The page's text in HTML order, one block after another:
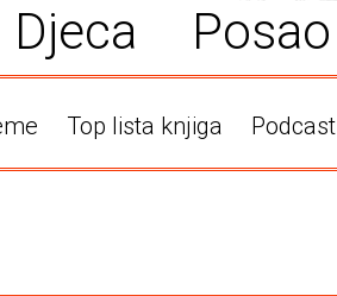
Djeca Posao
Top lista knjiga Podcast